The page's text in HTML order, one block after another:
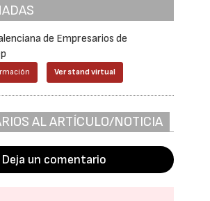
de Empresarios de
Ver stand virtual
AL ARTÍCULO/NOTICIA
Deja un comentario